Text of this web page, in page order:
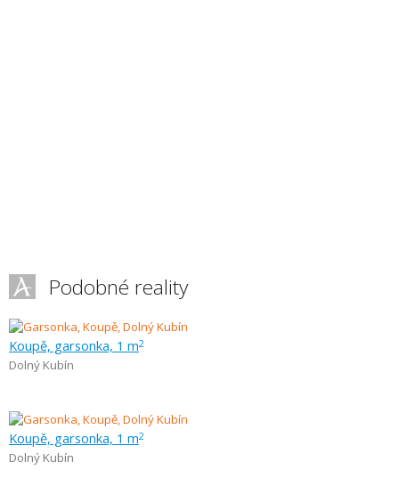
Podobné reality
Koupě, garsonka, 1 m2
Dolný Kubín
Koupě, garsonka, 1 m2
Dolný Kubín